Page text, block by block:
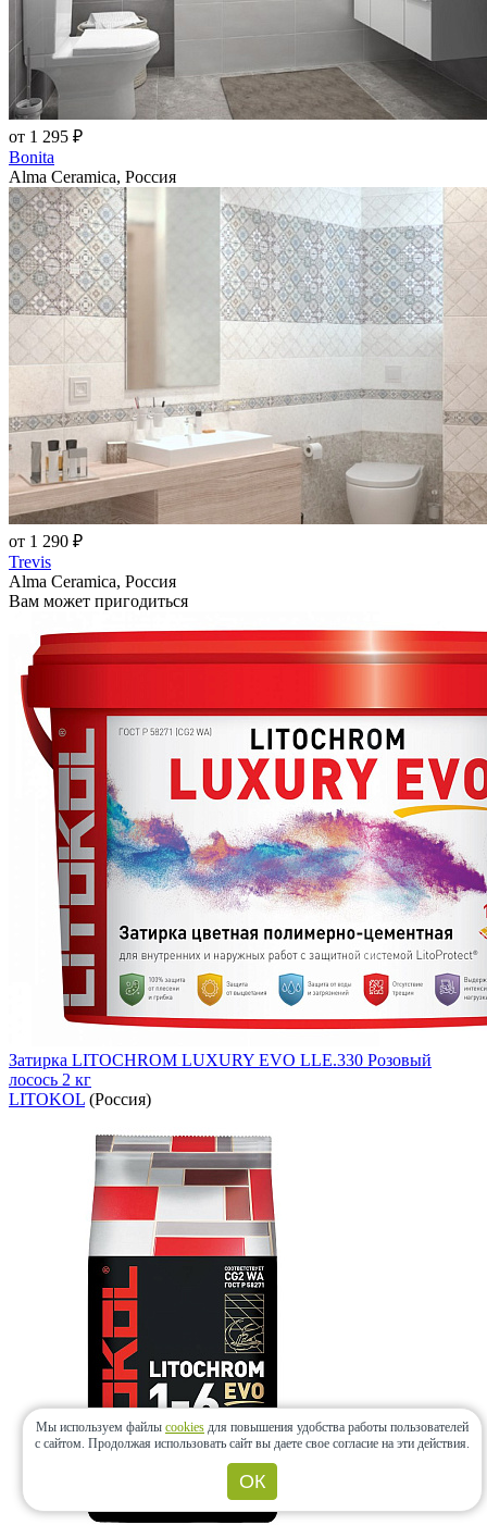
от 1 295 ₽
Bonita
Alma Ceramica, Россия
от 1 290 ₽
Trevis
Alma Ceramica, Россия
Вам может пригодиться
Затирка LITOCHROM LUXURY EVO LLE.330 Розовый
лосось 2 кг
LITOKOL (Россия)
Мы используем файлы cookies для повышения удобства работы пользователей
с сайтом. Продолжая использовать сайт вы даете свое согласие на эти действия.
ОК